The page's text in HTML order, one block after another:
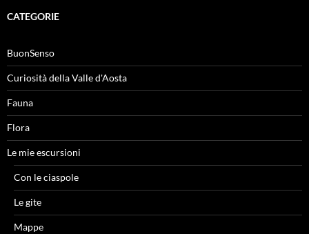
CATEGORIE
BuonSenso
Curiosità della Valle d'Aosta
Fauna
Flora
Le mie escursioni
Con le ciaspole
Le gite
Mappe